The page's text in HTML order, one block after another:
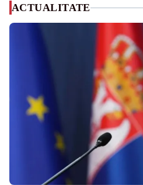
ACTUALITATE